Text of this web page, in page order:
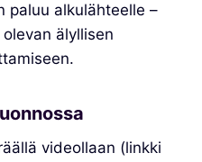
paluu alkulähteelle –
älyllisen
videollaan (linkki